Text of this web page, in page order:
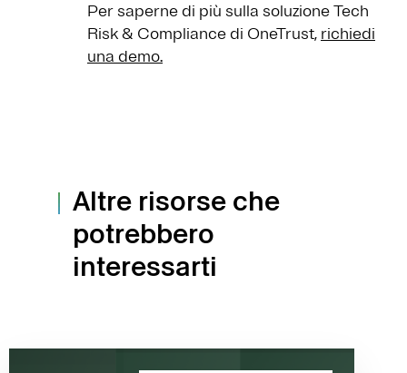
Per saperne di più sulla soluzione Tech
Risk & Compliance di OneTrust, richiedi
una demo.
Altre risorse che
potrebbero
interessarti